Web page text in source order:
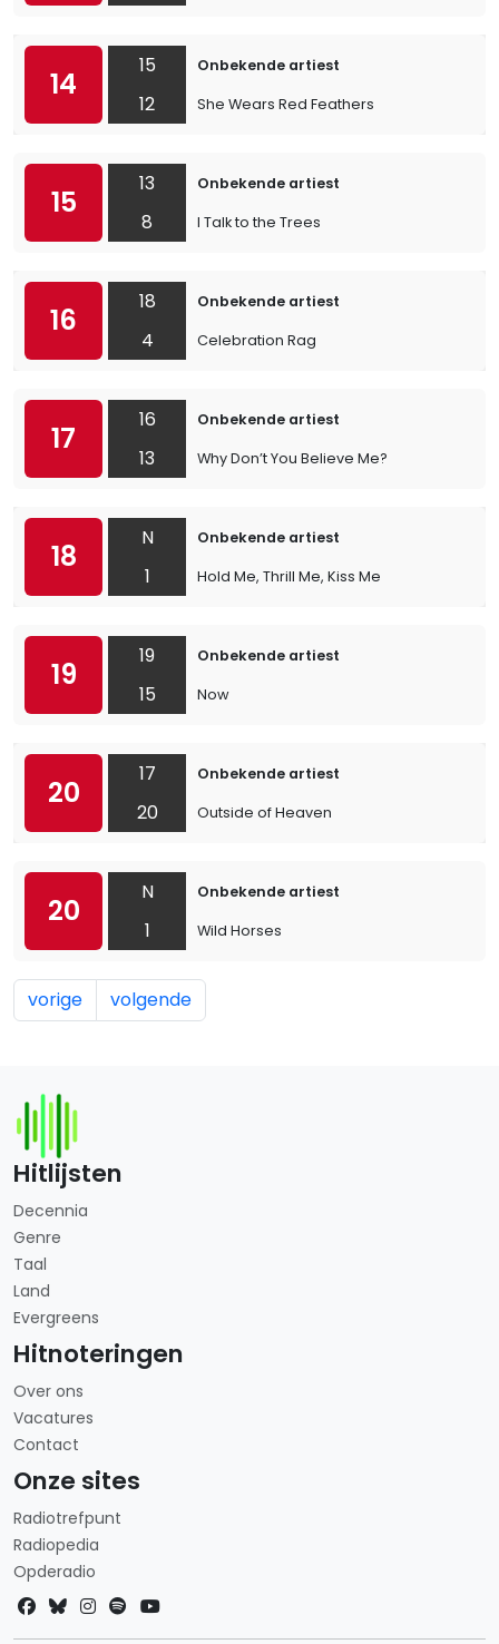
14
15
12
Onbekende artiest
She Wears Red Feathers
15
13
8
Onbekende artiest
I Talk to the Trees
16
18
4
Onbekende artiest
Celebration Rag
17
16
13
Onbekende artiest
Why Don’t You Believe Me?
18
N
1
Onbekende artiest
Hold Me, Thrill Me, Kiss Me
19
19
15
Onbekende artiest
Now
20
17
20
Onbekende artiest
Outside of Heaven
20
N
1
Onbekende artiest
Wild Horses
vorige volgende
Hitlijsten
Decennia
Genre
Taal
Land
Evergreens
Hitnoteringen
Over ons
Vacatures
Contact
Onze sites
Radiotrefpunt
Radiopedia
Opderadio